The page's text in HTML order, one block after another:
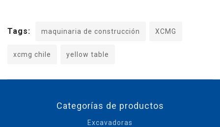
Tags: maquinaria de construcción XCMG
xcmg chile yellow table
Categorías de productos
Excavadoras